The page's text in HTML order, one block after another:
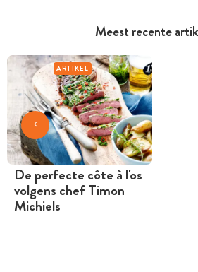
Meest recente
ARTIKEL
De perfecte côte à l'os
volgens chef Timon
Michiels